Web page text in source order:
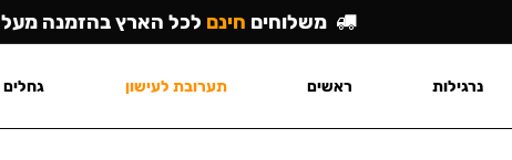
משלוחים חינם לכל הארץ בהזמנה מעל ₪449
נרגילות ראשים תערובת לעישון גחלים